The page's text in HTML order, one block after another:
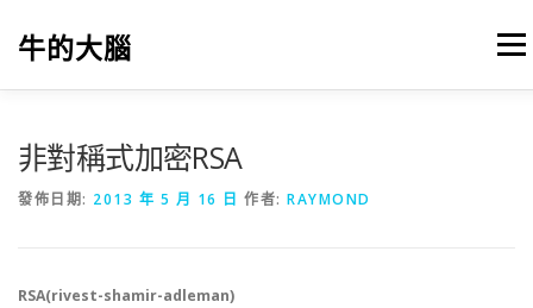
牛的大腦 選單
非對稱式加密RSA
發佈日期: 2013 年 5 月 16 日 作者: RAYMOND
RSA(rivest-shamir-adleman)